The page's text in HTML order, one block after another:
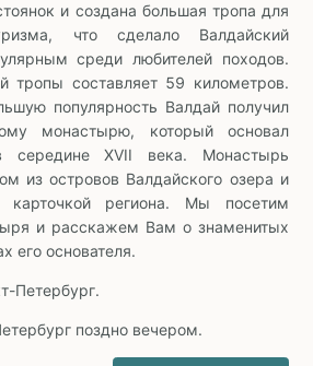
и создана большая тропа для
что сделало Валдайский
среди любителей походов.
тропы составляет 59 километров.
популярность Валдай получил
монастырю, который основал
середине XVII века. Монастырь
из островов Валдайского озера и
карточкой региона. Мы посетим
и расскажем Вам о знаменитых
его основателя.
Петербург.
поздно вечером.